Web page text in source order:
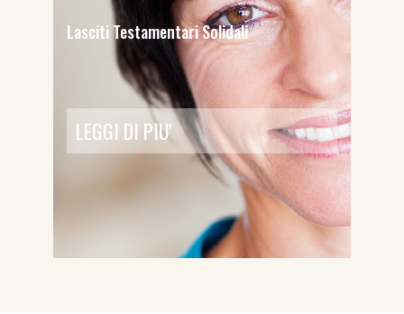
Lasciti Testamentari Solidali
LEGGI DI PIU'